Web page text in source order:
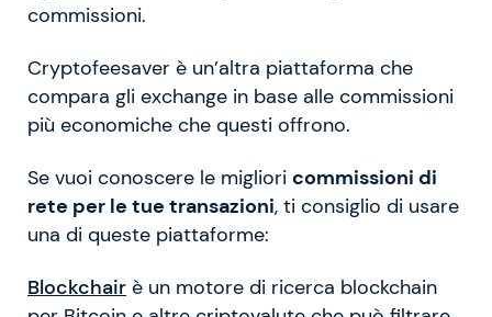
commissioni.
Cryptofeesaver è un’altra piattaforma che
compara gli exchange in base alle commissioni
più economiche che questi offrono.
Se vuoi conoscere le migliori commissioni di
rete per le tue transazioni, ti consiglio di usare
una di queste piattaforme:
Blockchair è un motore di ricerca blockchain